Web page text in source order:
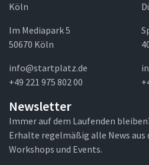
Köln
Im Mediapark 5
50670 Köln
info@startplatz.de
+49 221 975 802 00
Newsletter
Immer auf dem Laufenden
Erhalte regelmäßig alle News aus
Workshops und Events.